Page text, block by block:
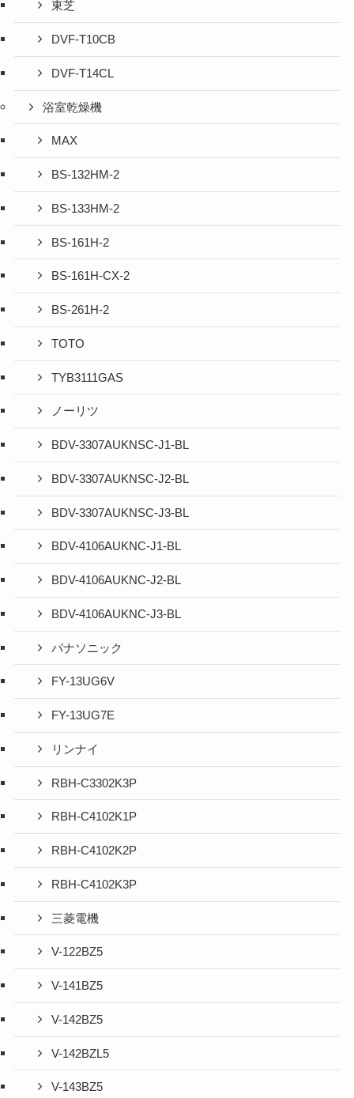
東芝
DVF-T10CB
DVF-T14CL
浴室乾燥機
MAX
BS-132HM-2
BS-133HM-2
BS-161H-2
BS-161H-CX-2
BS-261H-2
TOTO
TYB3111GAS
ノーリツ
BDV-3307AUKNSC-J1-BL
BDV-3307AUKNSC-J2-BL
BDV-3307AUKNSC-J3-BL
BDV-4106AUKNC-J1-BL
BDV-4106AUKNC-J2-BL
BDV-4106AUKNC-J3-BL
パナソニック
FY-13UG6V
FY-13UG7E
リンナイ
RBH-C3302K3P
RBH-C4102K1P
RBH-C4102K2P
RBH-C4102K3P
三菱電機
V-122BZ5
V-141BZ5
V-142BZ5
V-142BZL5
V-143BZ5